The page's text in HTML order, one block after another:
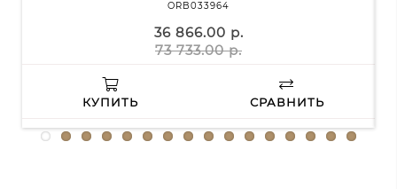
ORB033964
36 866.00 р.
73 733.00 р.
КУПИТЬ СРАВНИТЬ